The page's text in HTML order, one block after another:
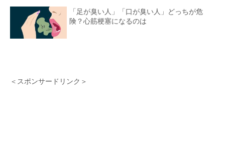
「足が臭い人」「口が臭い人」どっちが危
険？心筋梗塞になるのは
＜スポンサードリンク＞